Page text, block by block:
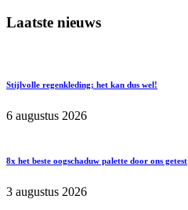
Laatste nieuws
Stijlvolle regenkleding; het kan dus wel!
6 augustus 2026
8x het beste oogschaduw palette door ons getest
3 augustus 2026